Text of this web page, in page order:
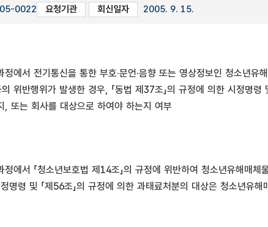
05-0022 요청기관 회신일자 2005. 9. 15.
에서 전기통신을 통한 부호·문언·음향 또는 영상정보인 청소년유
위반행위가 발생한 경우, 「동법 제37조」의 규정에 의한 시정명령
또는 회사를 대상으로 하여야 하는지 여부
에서 「청소년보호법 제14조」의 규정에 위반하여 청소년유해매
명령 및 「제56조」의 규정에 의한 과태료처분의 대상은 청소년유